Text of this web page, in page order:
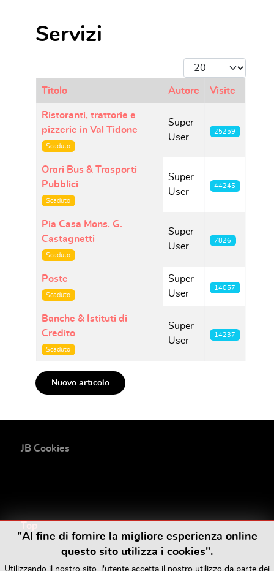
Servizi
Visualizza #
Articoli
Titolo Autore Visite
Ristoranti, trattorie e
pizzerie in Val Tidone
Scaduto
Super
User
25259
Orari Bus & Trasporti
Pubblici
Scaduto
Super
User
44245
Pia Casa Mons. G.
Castagnetti
Scaduto
Super
User
7826
Poste
Scaduto
Super
User
14057
Banche & Istituti di
Credito
Scaduto
Super
User
14237
Nuovo articolo
JB Cookies
"Al fine di fornire la migliore esperienza online
questo sito utilizza i cookies".
Utilizzando il nostro sito, l'utente accetta il nostro utilizzo da parte dei
Top